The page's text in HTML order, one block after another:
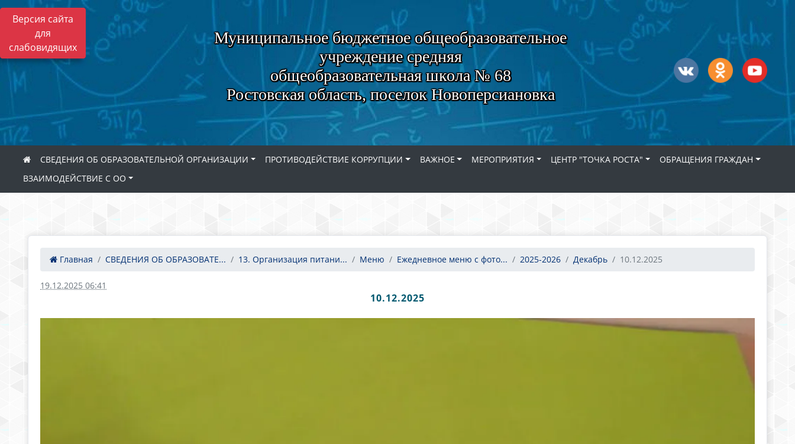
Версия сайта
для
слабовидящих
Муниципальное бюджетное общеобразовательное
учреждение средняя
общеобразовательная школа № 68
Ростовская область, поселок Новоперсиановка
СВЕДЕНИЯ ОБ ОБРАЗОВАТЕЛЬНОЙ ОРГАНИЗАЦИИ ПРОТИВОДЕЙСТВИЕ КОРРУПЦИИ ВАЖНОЕ МЕРОПРИЯТИЯ ЦЕНТР "ТОЧКА РОСТА"
ОБРАЩЕНИЯ ГРАЖДАН
ВЗАИМОДЕЙСТВИЕ С ОО
Главная СВЕДЕНИЯ ОБ ОБРАЗОВАТЕ... 13. Организация питани... Меню Ежедневное меню с фото... 2025-2026 Декабрь 10.12.2025
19.12.2025 06:41
10.12.2025